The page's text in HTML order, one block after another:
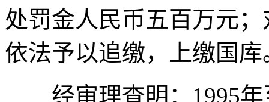
处罚金人民币五百万元
依法予以追缴，上缴国库
经审理查明：1995年